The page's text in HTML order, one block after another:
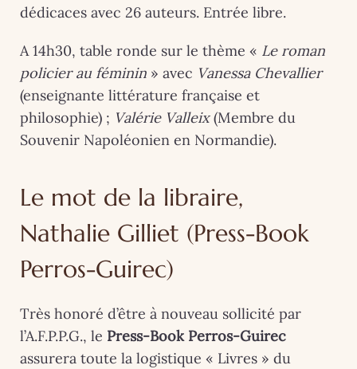
dédicaces avec 26 auteurs. Entrée libre.
A 14h30, table ronde sur le thème « Le roman
policier au féminin » avec Vanessa Chevallier
(enseignante littérature française et
philosophie) ; Valérie Valleix(Membre du
Souvenir Napoléonien en Normandie).
Le mot de la libraire,
Nathalie Gilliet (Press-Book
Perros-Guirec)
Très honoré d’être à nouveau sollicité par
l’A.F.P.P.G., le Press-Book Perros-Guirec
assurera toute la logistique « Livres » du